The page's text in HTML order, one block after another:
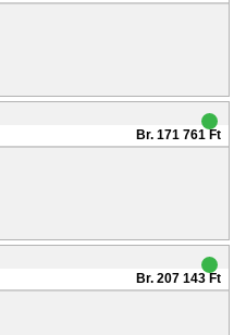
Br. 171 761 Ft
Br. 207 143 Ft